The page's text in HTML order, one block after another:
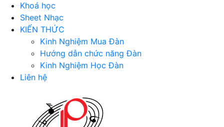
Khoá học
Sheet Nhạc
KIẾN THỨC
Kinh Nghiệm Mua Đàn
Hướng dẫn chức năng Đàn
Kinh Nghiệm Học Đàn
Liên hệ